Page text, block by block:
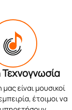
είναι μουσικοί
έτοιμοι να